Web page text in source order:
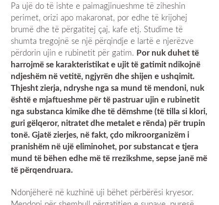
Pa ujë do të ishte e paimagjinueshme të ziheshin
perimet, orizi apo makaronat, por edhe të krijohej
brumë dhe të përgatitej çaj, kafe etj. Studime të
shumta tregojnë se një përqindje e lartë e njerëzve
përdorin ujin e rubinetit për gatim. Por nuk duhet të
harrojmë se karakteristikat e ujit të gatimit ndikojnë
ndjeshëm në vetitë, ngjyrën dhe shijen e ushqimit.
Thjesht zierja, ndryshe nga sa mund të mendoni, nuk
është e mjaftueshme për të pastruar ujin e rubinetit
nga substanca kimike dhe të dëmshme (të tilla si klori,
guri gëlqeror, nitratet dhe metalet e rënda) për trupin
tonë. Gjatë zierjes, në fakt, çdo mikroorganizëm i
pranishëm në ujë eliminohet, por substancat e tjera
mund të bëhen edhe më të rrezikshme, sepse janë më
të përqendruara.
Ndonjëherë në kuzhinë uji bëhet përbërësi kryesor.